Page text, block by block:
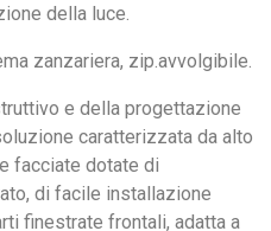
della luce.
zanzariera, zip.avvolgibile.
e della progettazione
caratterizzata da alto
facciate dotate di
di facile installazione
finestrate frontali, adatta a